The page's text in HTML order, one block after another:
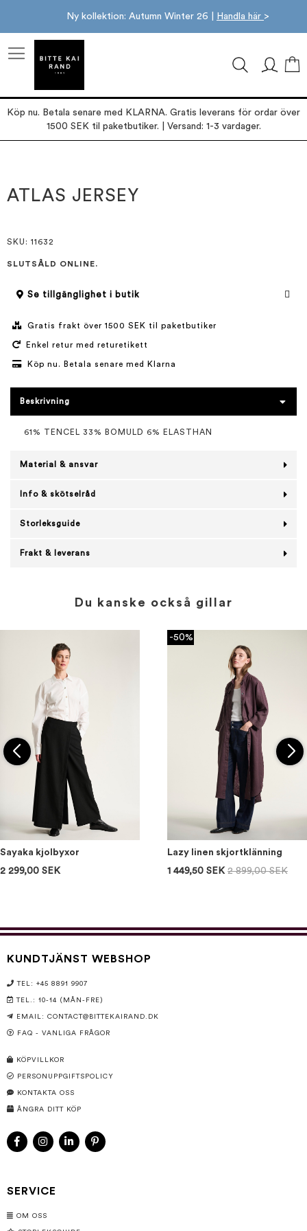
Ny kollektion: Autumn Winter 26 | Handla här >
Köp nu. Betala senare med KLARNA. Gratis leverans för ordar över
1500 SEK til paketbutiker. | Versand: 1-3 vardager.
slutet
av
början
av
ATLAS JERSEY
SKU : 11632
SLUTSÅLD ONLINE.
Se tillgänglighet i butik
Gratis frakt över 1500 SEK til paketbutiker
Enkel retur med returetikett
Köp nu. Betala senare med Klarna
Beskrivning
61% TENCEL 33% BOMULD 6% ELASTHAN
Material & ansvar
Info & skötselråd
Storleksguide
Frakt & leverans
Du kanske också gillar
Sayaka kjolbyxor
2 299,00 SEK
-50%
Lazy linen skjortklänning
1 449,50 SEK 2 899,00 SEK
KUNDTJÄNST WEBSHOP
TEL: +45 8891 9907
TEL.: 10-14 (MÅN-FRE)
EMAIL: CONTACT@BITTEKAIRAND.DK
FAQ - VANLIGA FRÅGOR
KÖPVILLKOR
PERSONUPPGIFTSPOLICY
KONTAKTA OSS
ÅNGRA DITT KÖP
SERVICE
OM OSS